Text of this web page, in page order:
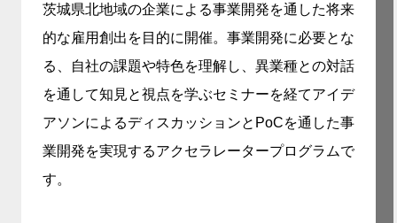
茨城県北地域の企業による事業開発を通した将来
的な雇用創出を目的に開催。事業開発に必要とな
る、自社の課題や特色を理解し、異業種との対話
を通して知見と視点を学ぶセミナーを経てアイデ
アソンによるディスカッションとPoCを通した事
業開発を実現するアクセラレータープログラムで
す。